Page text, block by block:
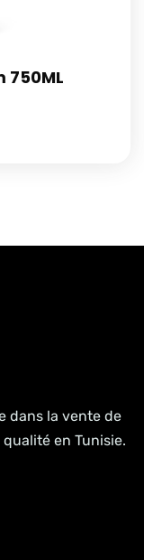
dans la vente de
en Tunisie.